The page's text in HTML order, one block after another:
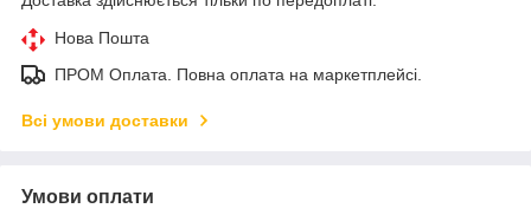
Нова Пошта
ПРОМ Оплата. Повна оплата на маркетплейсі.
Всі умови доставки
Умови оплати